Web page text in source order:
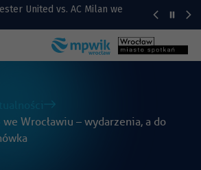
United vs. AC Milan we
12 sierpnia. O której godzinie?
Wrocławia [1-7.08]
Wrocławiu – wydarzenia, a do